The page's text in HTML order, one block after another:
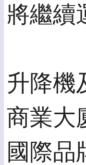
將繼續
升降機
商業大
國際品